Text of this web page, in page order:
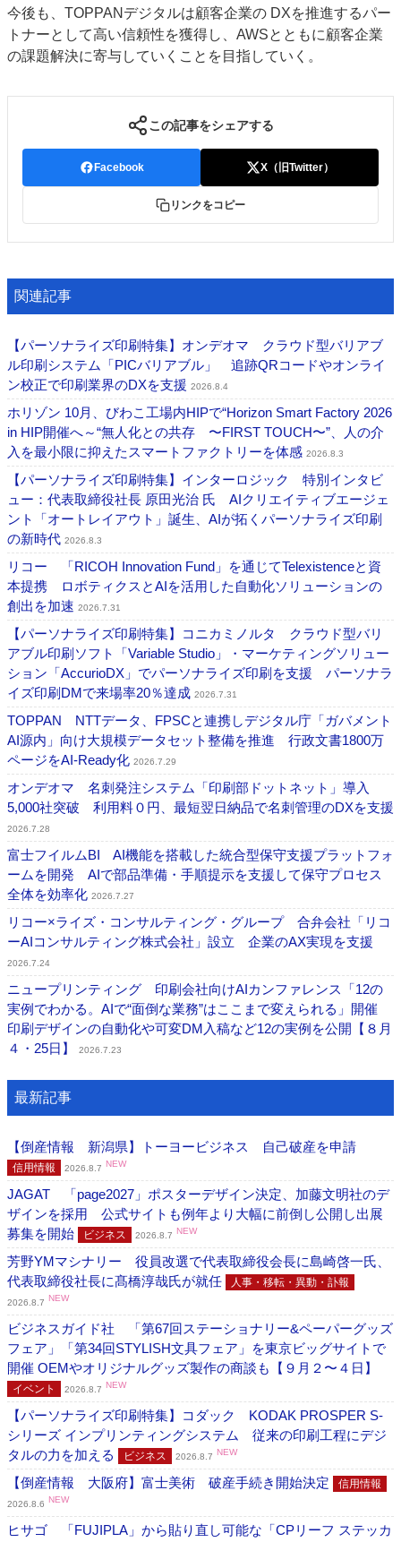
今後も、TOPPANデジタルは顧客企業の DXを推進するパー
トナーとして高い信頼性を獲得し、AWSとともに顧客企業
の課題解決に寄与していくことを目指していく。
この記事をシェアする
Facebook X（旧Twitter）
リンクをコピー
関連記事
【パーソナライズ印刷特集】オンデオマ クラウド型バリアブ
ル印刷システム「PICバリアブル」 追跡QRコードやオンライ
ン校正で印刷業界のDXを支援 2026.8.4
ホリゾン 10月、びわこ工場内HIPで“Horizon Smart Factory 2026
in HIP開催へ～“無人化との共存 〜FIRST TOUCH〜”、人の介
入を最小限に抑えたスマートファクトリーを体感 2026.8.3
【パーソナライズ印刷特集】インターロジック 特別インタビ
ュー：代表取締役社長 原田光治 氏 AIクリエイティブエージェ
ント「オートレイアウト」誕生、AIが拓くパーソナライズ印刷
の新時代 2026.8.3
リコー 「RICOH Innovation Fund」を通じてTelexistenceと資
本提携 ロボティクスとAIを活用した自動化ソリューションの
創出を加速 2026.7.31
【パーソナライズ印刷特集】コニカミノルタ クラウド型バリ
アブル印刷ソフト「Variable Studio」・マーケティングソリュー
ション「AccurioDX」でパーソナライズ印刷を支援 パーソナラ
イズ印刷DMで来場率20％達成 2026.7.31
TOPPAN NTTデータ、FPSCと連携しデジタル庁「ガバメント
AI源内」向け大規模データセット整備を推進 行政文書1800万
ページをAI-Ready化 2026.7.29
オンデオマ 名刺発注システム「印刷部ドットネット」導入
5,000社突破 利用料０円、最短翌日納品で名刺管理のDXを支援
2026.7.28
富士フイルムBI AI機能を搭載した統合型保守支援プラットフォ
ームを開発 AIで部品準備・手順提示を支援して保守プロセス
全体を効率化 2026.7.27
リコー×ライズ・コンサルティング・グループ 合弁会社「リコ
ーAIコンサルティング株式会社」設立 企業のAX実現を支援
2026.7.24
ニュープリンティング 印刷会社向けAIカンファレンス「12の
実例でわかる。AIで“面倒な業務”はここまで変えられる」開催
印刷デザインの自動化や可変DM入稿など12の実例を公開【８月
４・25日】
2026.7.23
最新記事
【倒産情報 新潟県】トーヨービジネス 自己破産を申請
信用情報 2026.8.7 NEW
JAGAT 「page2027」ポスターデザイン決定、加藤文明社のデ
ザインを採用 公式サイトも例年より大幅に前倒し公開し出展
募集を開始
ビジネス 2026.8.7 NEW
芳野YMマシナリー 役員改選で代表取締役会長に島崎啓一氏、
代表取締役社長に髙橋淳哉氏が就任
人事・移転・異動・訃報
2026.8.7 NEW
ビジネスガイド社 「第67回ステーショナリー&ペーパーグッズ
フェア」「第34回STYLISH文具フェア」を東京ビッグサイトで
開催 OEMやオリジナルグッズ製作の商談も【９月２〜４日】
イベント 2026.8.7 NEW
【パーソナライズ印刷特集】コダック KODAK PROSPER S-
シリーズ インプリンティングシステム 従来の印刷工程にデジ
タルの力を加える
ビジネス 2026.8.7 NEW
【倒産情報 大阪府】富士美術 破産手続き開始決定 信用情報
2026.8.6 NEW
ヒサゴ 「FUJIPLA」から貼り直し可能な「CPリーフ ステッカ